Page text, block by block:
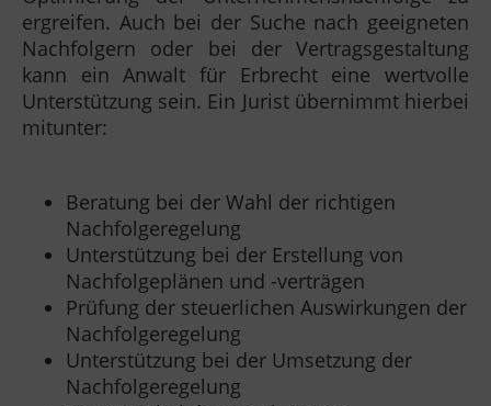
ergreifen. Auch bei der Suche nach geeigneten
Nachfolgern oder bei der Vertragsgestaltung
kann ein Anwalt für Erbrecht eine wertvolle
Unterstützung sein. Ein Jurist übernimmt hierbei
mitunter:
Beratung bei der Wahl der richtigen
Nachfolgeregelung
Unterstützung bei der Erstellung von
Nachfolgeplänen und -verträgen
Prüfung der steuerlichen Auswirkungen der
Nachfolgeregelung
Unterstützung bei der Umsetzung der
Nachfolgeregelung